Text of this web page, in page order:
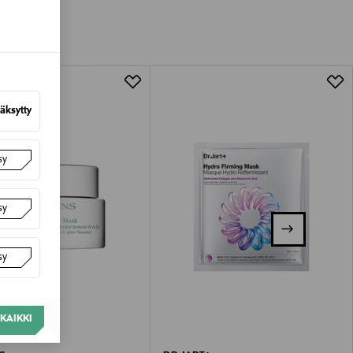
valittuun osoitteeseen.